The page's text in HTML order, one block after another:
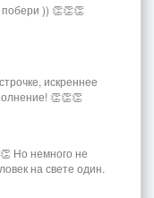
)) 👏👏👏
искреннее
👏👏👏
Но немного не
на свете один.